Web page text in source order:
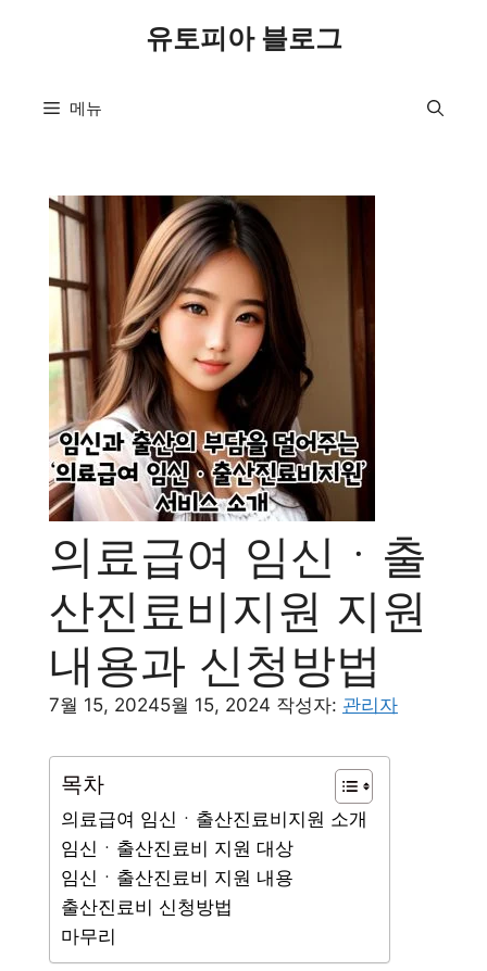
유토피아 블로그
메뉴
의료급여 임신ㆍ출
산진료비지원 지원
내용과 신청방법
7월 15, 20245월 15, 2024 작성자: 관리자
목차
의료급여 임신ㆍ출산진료비지원 소개
임신ㆍ출산진료비 지원 대상
임신ㆍ출산진료비 지원 내용
출산진료비 신청방법
마무리